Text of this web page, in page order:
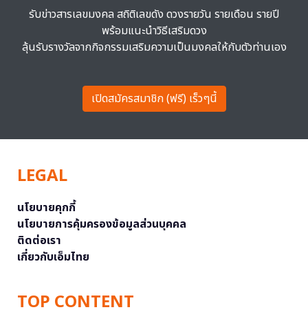
รับข่าวสารเลขมงคล สถิติเลขดัง ดวงรายวัน รายเดือน รายปี
พร้อมแนะนำวิธีเสริมดวง
ลุ้นรับรางวัลจากกิจกรรมเสริมความเป็นมงคลให้กับตัวท่านเอง
เปิดสมัครสมาชิก (ฟรี) เร็วๆนี้
LEGAL
นโยบายคุกกี้
นโยบายการคุ้มครองข้อมูลส่วนบุคคล
ติดต่อเรา
เกี่ยวกับเอ็มไทย
TOP CONTENT